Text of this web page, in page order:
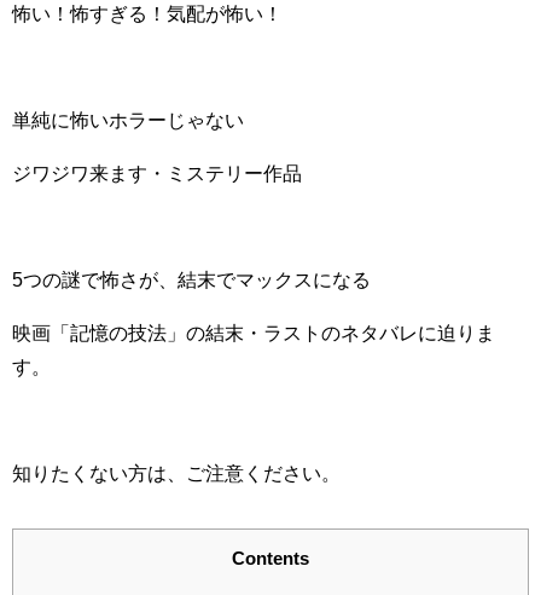
怖い！怖すぎる！気配が怖い！
単純に怖いホラーじゃない
ジワジワ来ます・ミステリー作品
5つの謎で怖さが、結末でマックスになる
映画「記憶の技法」の結末・ラストのネタバレに迫りま
す。
知りたくない方は、ご注意ください。
Contents